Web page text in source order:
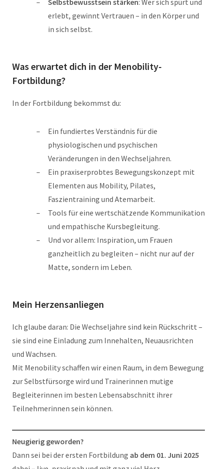
Selbstbewusstsein stärken: Wer sich spürt und
erlebt, gewinnt Vertrauen – in den Körper und
in sich selbst.
Was erwartet dich in der Menobility-
Fortbildung?
In der Fortbildung bekommst du:
Ein fundiertes Verständnis für die
physiologischen und psychischen
Veränderungen in den Wechseljahren.
Ein praxiserprobtes Bewegungskonzept mit
Elementen aus Mobility, Pilates,
Faszientraining und Atemarbeit.
Tools für eine wertschätzende Kommunikation
und empathische Kursbegleitung.
Und vor allem: Inspiration, um Frauen
ganzheitlich zu begleiten – nicht nur auf der
Matte, sondern im Leben.
Mein Herzensanliegen
Ich glaube daran: Die Wechseljahre sind kein Rückschritt –
sie sind eine Einladung zum Innehalten, Neuausrichten
und Wachsen.
Mit Menobility schaffen wir einen Raum, in dem Bewegung
zur Selbstfürsorge wird und Trainerinnen mutige
Begleiterinnen im besten Lebensabschnitt ihrer
Teilnehmerinnen sein können.
Neugierig geworden?
Dann sei bei der ersten Fortbildung ab dem 01. Juni 2025